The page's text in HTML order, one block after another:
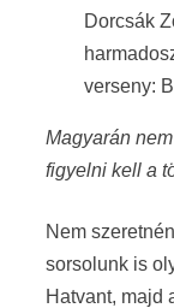
Dorcsák
verseny:
Magyarán
figyelni kell a
Nem
sorsolunk is
Hatvant, majd